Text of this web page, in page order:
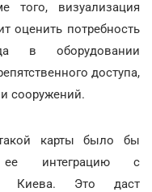
того, визуализация
оценить потребность
в оборудовании
доступа,
сооружений.
карты было бы
ее интеграцию с
Киева. Это даст